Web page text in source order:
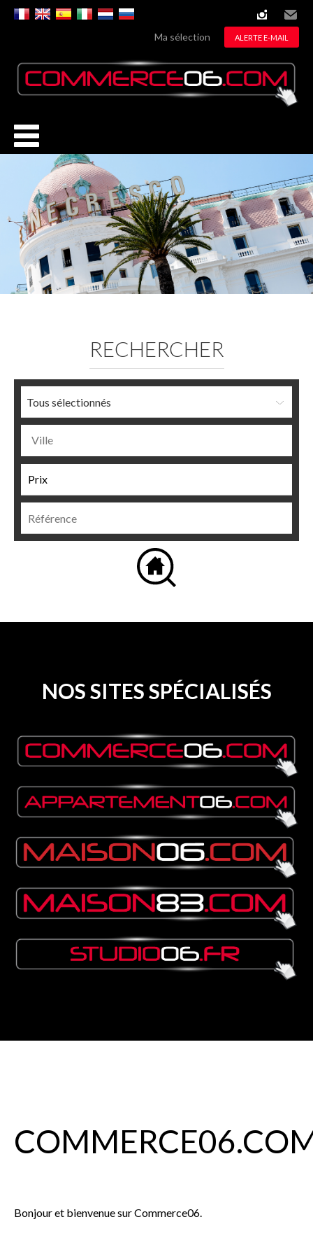
instagram
Email
Ma sélection ALERTE E-MAIL
RECHERCHER
Tous sélectionnés
NOS SITES SPÉCIALISÉS
COMMERCE06
Bonjour et bienvenue sur Commerce06.